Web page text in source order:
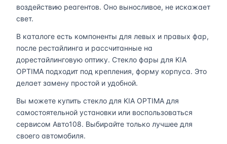
воздействию реагентов. Оно выносливое, не искажает
свет.
В каталоге есть компоненты для левых и правых фар,
после рестайлинга и рассчитанные на
дорестайлинговую оптику. Стекло фары для KIA
OPTIMA подходит под крепления, форму корпуса. Это
делает замену простой и удобной.
Вы можете купить стекло для KIA OPTIMA для
самостоятельной установки или воспользоваться
сервисом Авто108. Выбирайте только лучшее для
своего автомобиля.